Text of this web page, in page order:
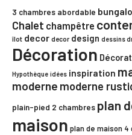
3 chambres abordable
Chalet champêtre
îlot decor decor design dessins
Décoration
Hypothèque idées inspiration
moderne moderne
plain-pied 2 chambres plan
maison plan de maison 4